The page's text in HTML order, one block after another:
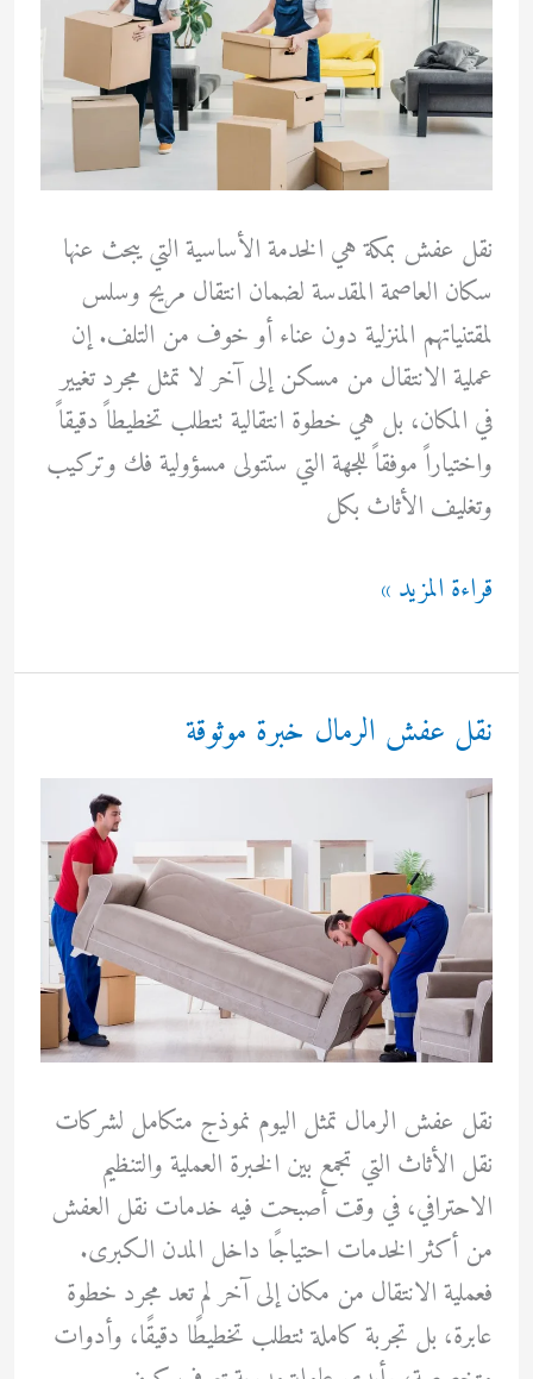
نقل عفش بمكة هي الخدمة الأساسية التي يبحث عنها
سكان العاصمة المقدسة لضمان انتقال مريح وسلس
لمقتنياتهم المنزلية دون عناء أو خوف من التلف. إن
عملية الانتقال من مسكن إلى آخر لا تمثل مجرد تغيير
في المكان، بل هي خطوة انتقالية تتطلب تخطيطاً دقيقاً
واختياراً موفقاً للجهة التي ستتولى مسؤولية فك وتركيب
وتغليف الأثاث بكل
نقل
بمكة
قراءة المزيد »
نقل عفش الرمال خبرة موثوقة
نقل عفش الرمال تمثل اليوم نموذج متكامل لشركات
نقل الأثاث التي تجمع بين الخبرة العملية والتنظيم
الاحترافي، في وقت أصبحت فيه خدمات نقل العفش
من أكثر الخدمات احتياجًا داخل المدن الكبرى.
فعملية الانتقال من مكان إلى آخر لم تعد مجرد خطوة
عابرة، بل تجربة كاملة تتطلب تخطيطًا دقيقًا، وأدوات